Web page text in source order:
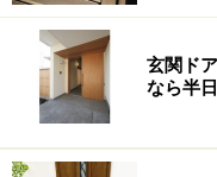
窓シャッターとは、
の羽根（スラット、
開閉するもの。この
羽根を収納するシャ
構成されています。
玄関ド
なら半